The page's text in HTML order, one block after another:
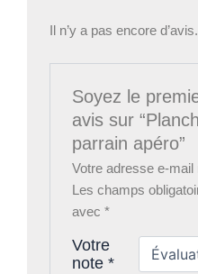
Il n’y a pas encore d’avis.
Soyez le
avis sur
parrain apéro”
Votre adresse e-mail
Les champs
avec*
Votre
note*